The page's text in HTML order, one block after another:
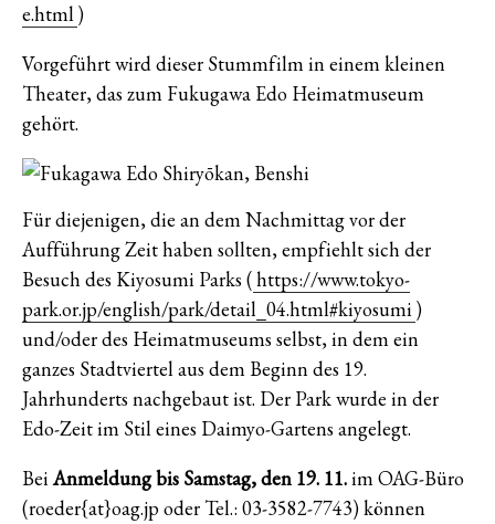
e.html)
Vorgeführt wird dieser Stummfilm in einem kleinen
Theater, das zum Fukugawa Edo Heimatmuseum
gehört.
Für diejenigen, die an dem Nachmittag vor der
Aufführung Zeit haben sollten, empfiehlt sich der
Besuch des Kiyosumi Parks (https://www.tokyo-
park.or.jp/english/park/detail_04.html#kiyosumi)
und/oder des Heimatmuseums selbst, in dem ein
ganzes Stadtviertel aus dem Beginn des 19.
Jahrhunderts nachgebaut ist. Der Park wurde in der
Edo-Zeit im Stil eines Daimyo-Gartens angelegt.
BeiAnmeldung bis Samstag, den 19. 11.im OAG-Büro
(roeder{at}oag.jp oder Tel.: 03-3582-7743) können